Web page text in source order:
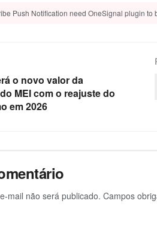
Push Notification need OneSignal plugin to
o novo valor da
MEI com o reajuste do
em 2026
mail não será publicado. Campos